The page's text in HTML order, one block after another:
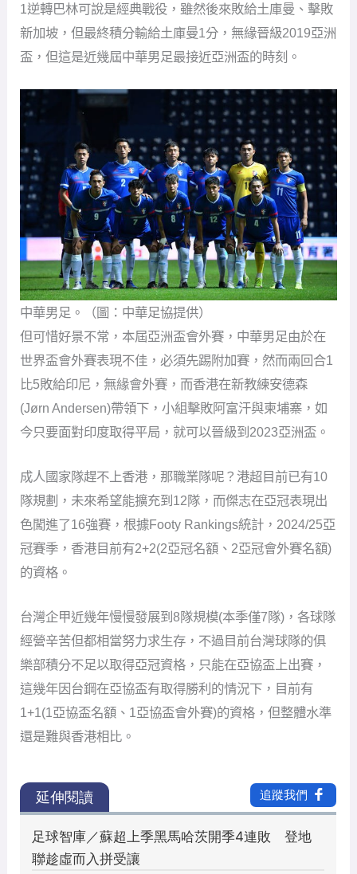
1逆轉巴林可說是經典戰役，雖然後來敗給土庫曼、擊敗
新加坡，但最終積分輸給土庫曼1分，無緣晉級2019亞洲
盃，但這是近幾屆中華男足最接近亞洲盃的時刻。
中華男足。（圖：中華足協提供）
但可惜好景不常，本屆亞洲盃會外賽，中華男足由於在
世界盃會外賽表現不佳，必須先踢附加賽，然而兩回合1
比5敗給印尼，無緣會外賽，而香港在新教練安德森
(Jørn Andersen)帶領下，小組擊敗阿富汗與柬埔寨，如
今只要面對印度取得平局，就可以晉級到2023亞洲盃。
成人國家隊趕不上香港，那職業隊呢？港超目前已有10
隊規劃，未來希望能擴充到12隊，而傑志在亞冠表現出
色闖進了16強賽，根據Footy Rankings統計，2024/25亞
冠賽季，香港目前有2+2(2亞冠名額、2亞冠會外賽名額)
的資格。
台灣企甲近幾年慢慢發展到8隊規模(本季僅7隊)，各球隊
經營辛苦但都相當努力求生存，不過目前台灣球隊的俱
樂部積分不足以取得亞冠資格，只能在亞協盃上出賽，
這幾年因台鋼在亞協盃有取得勝利的情況下，目前有
1+1(1亞協盃名額、1亞協盃會外賽)的資格，但整體水準
還是難與香港相比。